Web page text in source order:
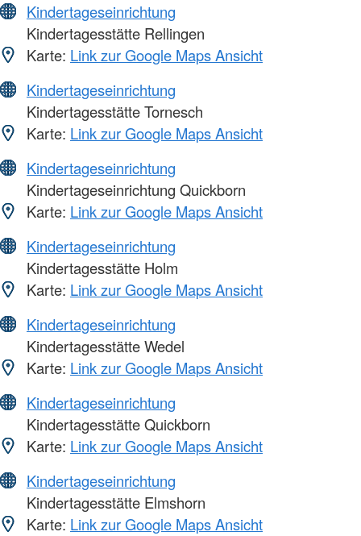
Kindertageseinrichtung
Kindertagesstätte Rellingen
Karte: Link zur Google Maps Ansicht
Kindertageseinrichtung
Kindertagesstätte Tornesch
Karte: Link zur Google Maps Ansicht
Kindertageseinrichtung
Kindertageseinrichtung Quickborn
Karte: Link zur Google Maps Ansicht
Kindertageseinrichtung
Kindertagesstätte Holm
Karte: Link zur Google Maps Ansicht
Kindertageseinrichtung
Kindertagesstätte Wedel
Karte: Link zur Google Maps Ansicht
Kindertageseinrichtung
Kindertagesstätte Quickborn
Karte: Link zur Google Maps Ansicht
Kindertageseinrichtung
Kindertagesstätte Elmshorn
Karte: Link zur Google Maps Ansicht